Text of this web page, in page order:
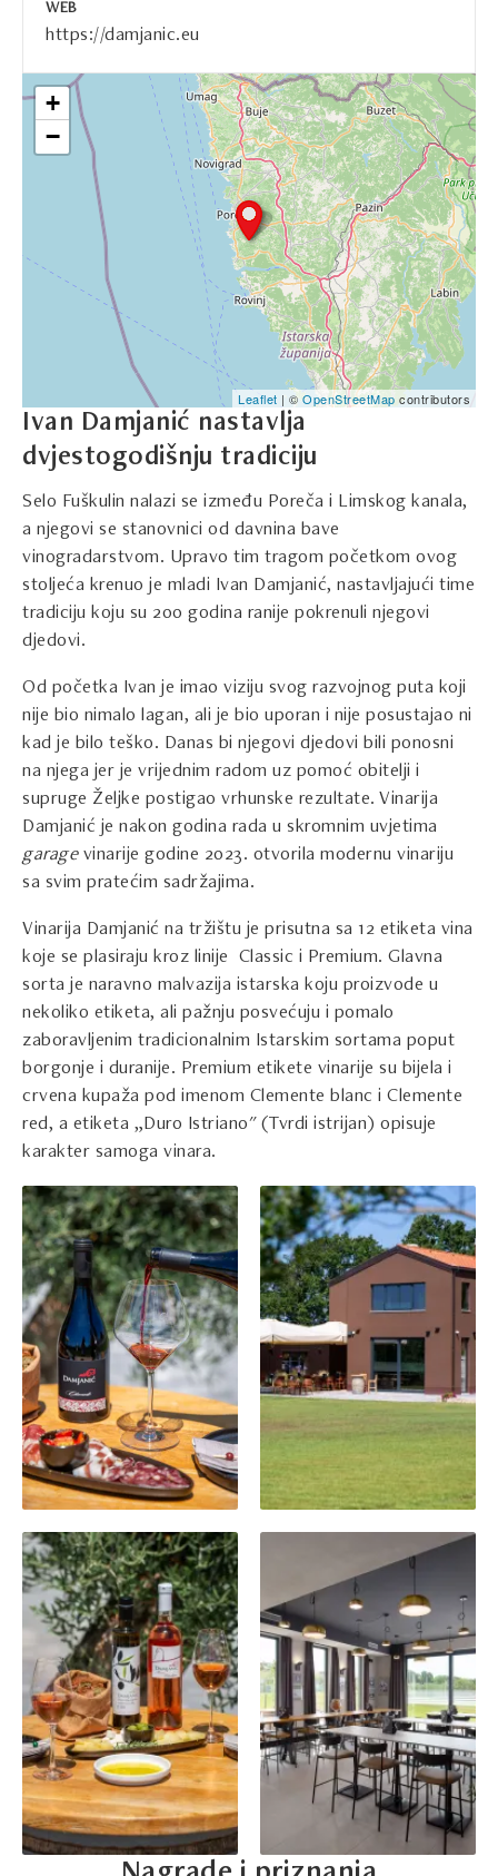
WEB
https://damjanic.eu
+
−
Leaflet | © OpenStreetMap contributors
Ivan Damjanić nastavlja
dvjestogodišnju tradiciju
Selo Fuškulin nalazi se između Poreča i Limskog kanala,
a njegovi se stanovnici od davnina bave
vinogradarstvom. Upravo tim tragom početkom ovog
stoljeća krenuo je mladi Ivan Damjanić, nastavljajući time
tradiciju koju su 200 godina ranije pokrenuli njegovi
djedovi.
Od početka Ivan je imao viziju svog razvojnog puta koji
nije bio nimalo lagan, ali je bio uporan i nije posustajao ni
kad je bilo teško. Danas bi njegovi djedovi bili ponosni
na njega jer je vrijednim radom uz pomoć obitelji i
supruge Željke postigao vrhunske rezultate. Vinarija
Damjanić je nakon godina rada u skromnim uvjetima
garagevinarije godine 2023. otvorila modernu vinariju
sa svim pratećim sadržajima.
Vinarija Damjanić na tržištu je prisutna sa 12 etiketa vina
koje se plasiraju kroz linije Classic i Premium. Glavna
sorta je naravno malvazija istarska koju proizvode u
nekoliko etiketa, ali pažnju posvećuju i pomalo
zaboravljenim tradicionalnim Istarskim sortama poput
borgonje i duranije. Premium etikete vinarije su bijela i
crvena kupaža pod imenom Clemente blanc i Clemente
red, a etiketa „Duro Istriano" (Tvrdi istrijan) opisuje
karakter samoga vinara.